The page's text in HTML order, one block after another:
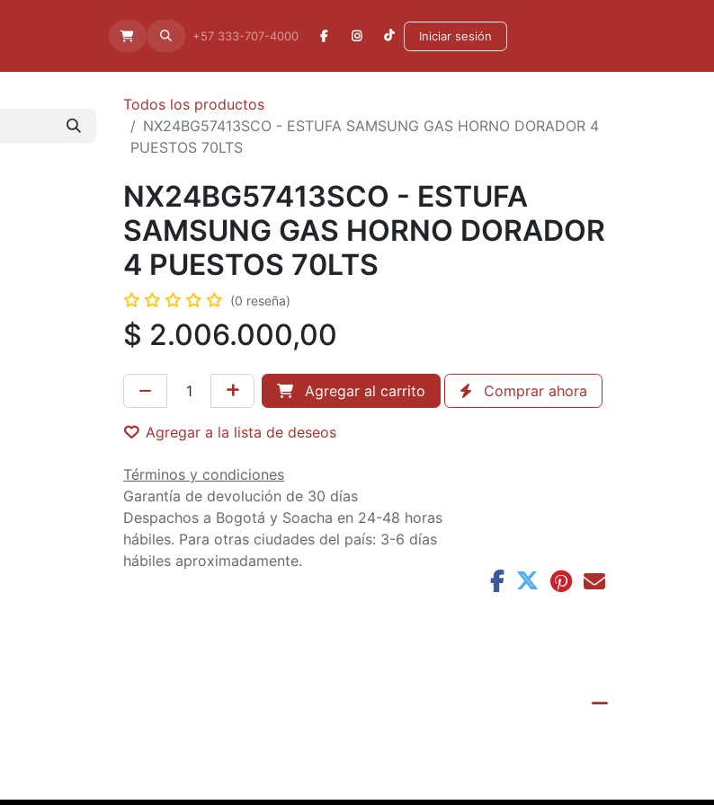
Aliados +57 333-707-4000 Iniciar sesión
Todos los productos
NX24BG57413SCO - ESTUFA SAMSUNG GAS HORNO DORADOR 4
PUESTOS 70LTS
NX24BG57413SCO - ESTUFA
SAMSUNG GAS HORNO DORADOR
4 PUESTOS 70LTS
(0 reseña)
$ 2.006.000,00
Agregar al carrito Comprar ahora
Agregar a la lista de deseos
Términos y condiciones
Garantía de devolución de 30 días
Despachos a Bogotá y Soacha en 24-48 horas
hábiles. Para otras ciudades del país: 3-6 días
hábiles aproximadamente.